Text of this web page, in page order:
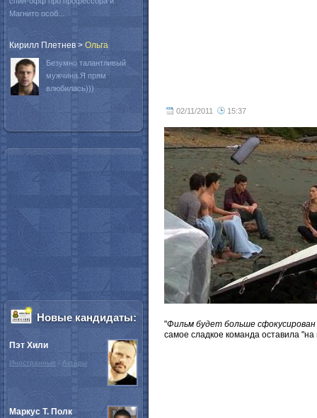
02/11/2011 15:37
"Фильм будет больше
самое сладкое команда оставила
Магнито особ...
Кирилл Плетнев > Oльга
Безумно талантливый
мужчина.Я прям
влюбилась)))
Новые кандидаты:
Пэт Хили
Иностранные / Актёры
Маркус Т. Полк